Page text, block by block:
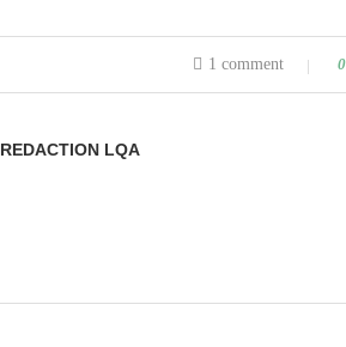
1 comment 0
REDACTION LQA